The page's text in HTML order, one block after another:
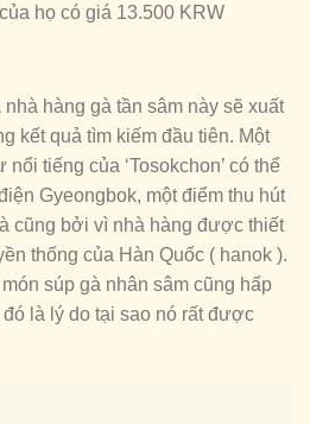
họ có giá 13.500 KRW
hàng gà tần sâm này sẽ xuất
kết quả tìm kiếm đầu tiên. Một
tiếng của ‘Tosokchon’ có thể
Gyeongbok, một điểm thu hút
cũng bởi vì nhà hàng được thiết
thống của Hàn Quốc ( hanok ).
súp gà nhân sâm cũng hấp
là lý do tại sao nó rất được